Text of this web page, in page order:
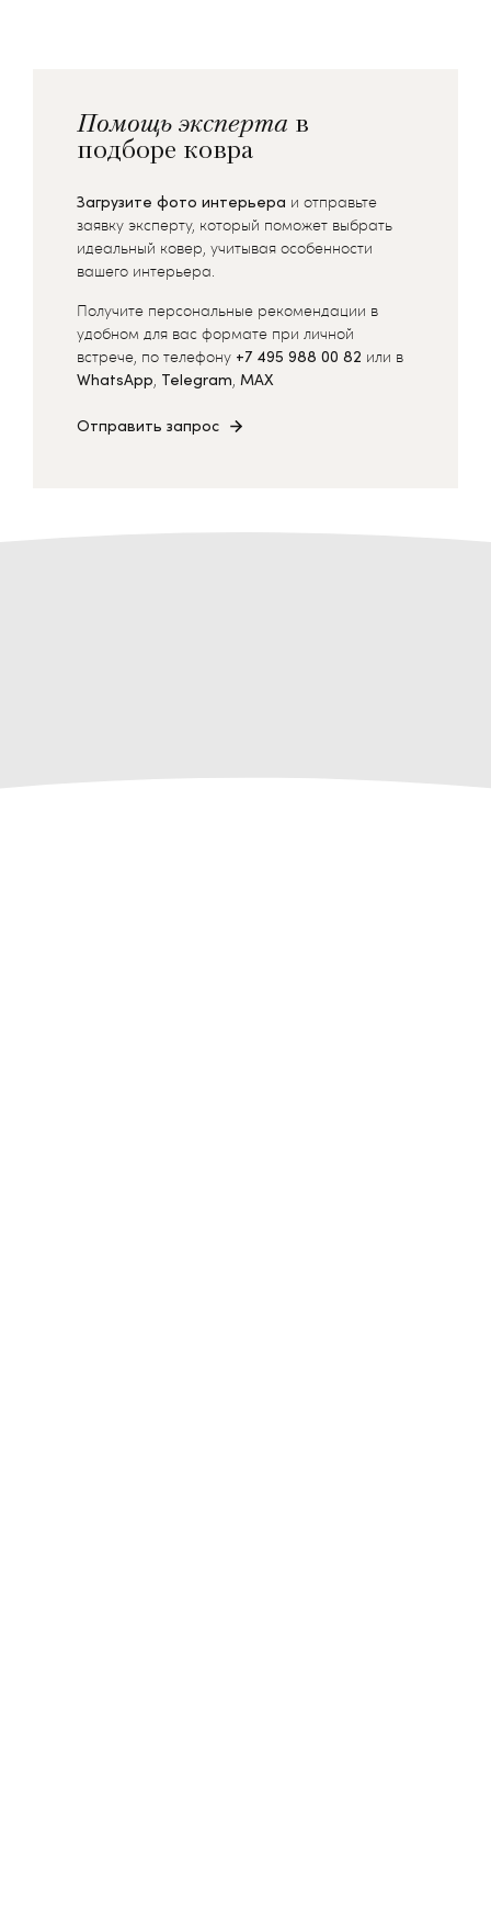
Помощь эксперта в
подборе ковра
Загрузите фото интерьера и отправьте
заявку эксперту, который поможет выбрать
идеальный ковер, учитывая особенности
вашего интерьера.
Получите персональные рекомендации в
удобном для вас формате при личной
встрече, по телефону +7 495 988 00 82 или в
WhatsApp, Telegram, MAX
Отправить запрос